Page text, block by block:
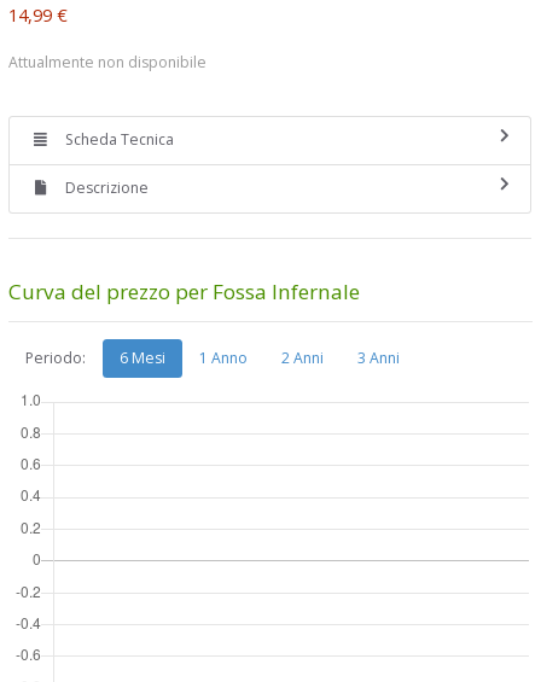
14,99 €
Attualmente non disponibile
Scheda Tecnica
Descrizione
Curva del prezzo per Fossa Infernale
Periodo: 6 Mesi 1 Anno 2 Anni 3 Anni